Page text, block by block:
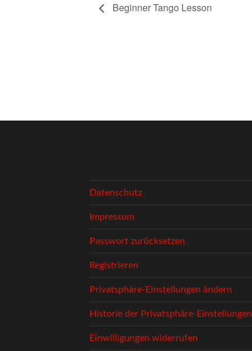
Beginner Tango Lesson
Datenschutz
Impressum
Passwort zurücksetzen
Registrieren
Privatsphäre-Einstellungen ändern
Historie der Privatsphäre-Einstellungen
Einwilligungen widerrufen